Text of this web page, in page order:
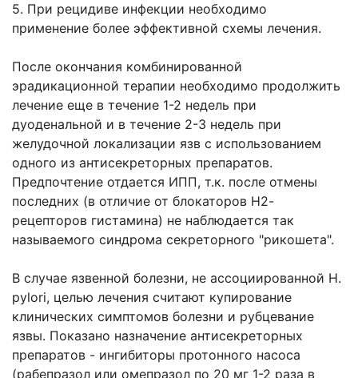
5. При рецидиве инфекции необходимо
применение более эффективной схемы лечения.
После окончания комбинированной
эрадикационной терапии необходимо продолжить
лечение еще в течение 1-2 недель при
дуоденальной и в течение 2-3 недель при
желудочной локализации язв с использованием
одного из антисекреторных препаратов.
Предпочтение отдается ИПП, т.к. после отмены
последних (в отличие от блокаторов Н2-
рецепторов гистамина) не наблюдается так
называемого синдрома секреторного "рикошета".
В случае язвенной болезни, не ассоциированной H.
pylori, целью лечения считают купирование
клинических симптомов болезни и рубцевание
язвы. Показано назначение антисекреторных
препаратов - ингибиторы протонного насоса
(рабепразол или омепразол по 20 мг 1-2 раза в